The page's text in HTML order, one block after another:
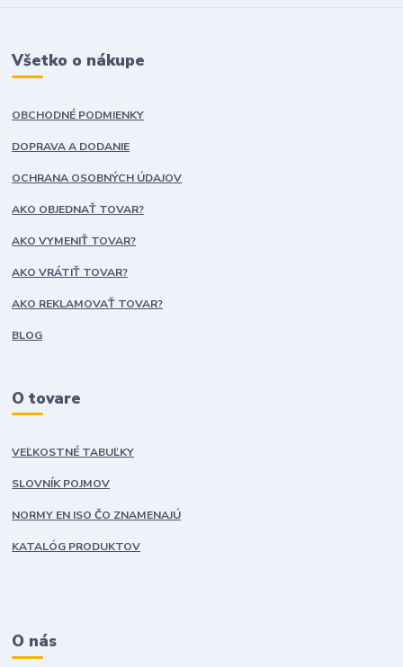
Všetko o nákupe
OBCHODNÉ PODMIENKY
DOPRAVA A DODANIE
OCHRANA OSOBNÝCH ÚDAJOV
AKO OBJEDNAŤ TOVAR?
AKO VYMENIŤ TOVAR?
AKO VRÁTIŤ TOVAR?
AKO REKLAMOVAŤ TOVAR?
BLOG
O tovare
VEĽKOSTNÉ TABUĽKY
SLOVNÍK POJMOV
NORMY EN ISO ČO ZNAMENAJÚ
KATALÓG PRODUKTOV
O nás